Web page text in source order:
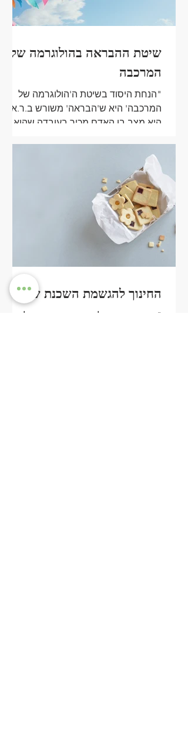
שיטת ההבראה בהולוגרמה של
המרכבה
"הנחת היסוד בשיטת ה'הולוגרמה של
המרכבה' היא ש'הבראה' משורש ב.ר.א
היא מצב בו האדם מכיר בעובדה שהוא
החינוך להגשמת השכנת שלום
"מטרת החינוך להגשמת השכנת שלום